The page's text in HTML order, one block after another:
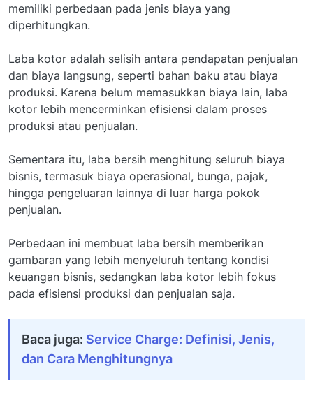
memiliki perbedaan pada jenis biaya yang
diperhitungkan.
Laba kotor adalah selisih antara pendapatan penjualan
dan biaya langsung, seperti bahan baku atau biaya
produksi. Karena belum memasukkan biaya lain, laba
kotor lebih mencerminkan efisiensi dalam proses
produksi atau penjualan.
Sementara itu, laba bersih menghitung seluruh biaya
bisnis, termasuk biaya operasional, bunga, pajak,
hingga pengeluaran lainnya di luar harga pokok
penjualan.
Perbedaan ini membuat laba bersih memberikan
gambaran yang lebih menyeluruh tentang kondisi
keuangan bisnis, sedangkan laba kotor lebih fokus
pada efisiensi produksi dan penjualan saja.
Baca juga: Service Charge: Definisi, Jenis,
dan Cara Menghitungnya